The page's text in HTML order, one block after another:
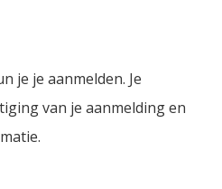
je je aanmelden. Je
van je aanmelding en